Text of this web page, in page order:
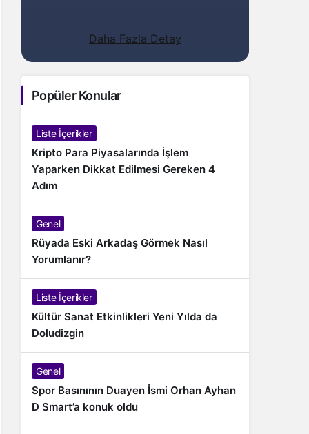
Daha Fazla Detay
Popüler Konular
Liste İçerikler
Kripto Para Piyasalarında İşlem
Yaparken Dikkat Edilmesi Gereken 4
Adım
Genel
Rüyada Eski Arkadaş Görmek Nasıl
Yorumlanır?
Liste İçerikler
Kültür Sanat Etkinlikleri Yeni Yılda da
Doludizgin
Genel
Spor Basınının Duayen İsmi Orhan Ayhan
D Smart’a konuk oldu